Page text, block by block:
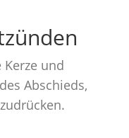
und
Abschieds,